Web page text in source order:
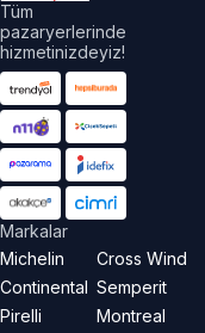
Tüm
pazaryerlerinde
hizmetinizdeyiz!
Markalar
Michelin
Continental
Pirelli
Cross Wind
Semperit
Montreal